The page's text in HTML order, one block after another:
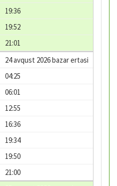
19:36
19:52
21:01
24 avqust 2026 bazar ertəsi
04:25
06:01
12:55
16:36
19:34
19:50
21:00